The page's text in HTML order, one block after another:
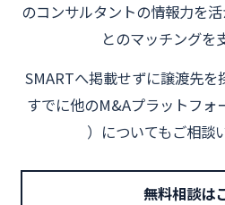
のコンサルタントの情報力を
とのマッチングを
SMARTへ掲載せずに譲渡先を
すでに他のM&Aプラットフォ
）についてもご相談
無料相談は